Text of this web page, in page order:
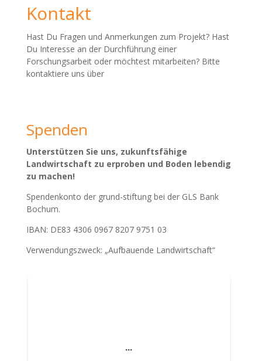
Kontakt
Hast Du Fragen und Anmerkungen zum Projekt? Hast
Du Interesse an der Durchführung einer
Forschungsarbeit oder möchtest mitarbeiten? Bitte
kontaktiere uns über
Spenden
Unterstützen Sie uns, zukunftsfähige
Landwirtschaft zu erproben und Boden lebendig
zu machen!
Spendenkonto der grund-stiftung bei der GLS Bank
Bochum.
IBAN: DE83 4306 0967 8207 9751 03
Verwendungszweck: „Aufbauende Landwirtschaft“